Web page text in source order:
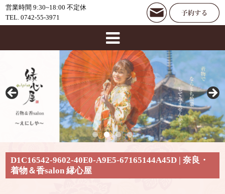
営業時間 9:30~18:00 不定休
TEL. 0742-55-3971
D1C16542-9602-40E0-A9E5-67165144A45D | 奈良・
着物＆香salon 縁心屋